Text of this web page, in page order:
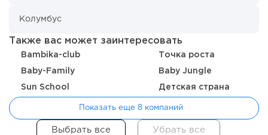
Отзыв SSL-сертификатов у банков: как это влияет на
российский...
Также вас может заинтересовать
Bambika-club Точка роста
Baby-Family Baby Jungle
Sun School Детская страна
Показать еще 8 компаний